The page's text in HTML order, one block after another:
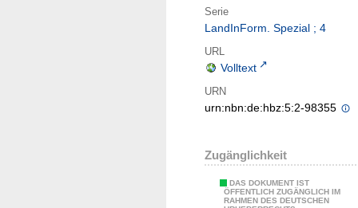
Serie
LandInForm. Spezial ; 4
URL
Volltext
URN
urn:nbn:de:hbz:5:2-98355
Zugänglichkeit
DAS DOKUMENT IST
ÖFFENTLICH ZUGÄNGLICH IM
RAHMEN DES DEUTSCHEN